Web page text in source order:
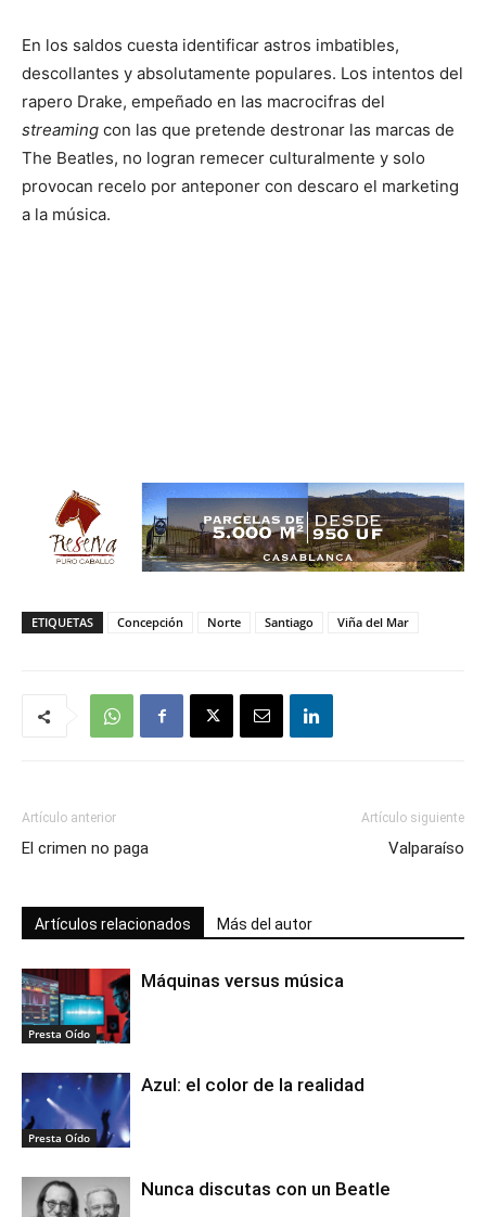
En los saldos cuesta identificar astros imbatibles,
descollantes y absolutamente populares. Los intentos del
rapero Drake, empeñado en las macrocifras del
streaming con las que pretende destronar las marcas de
The Beatles, no logran remecer culturalmente y solo
provocan recelo por anteponer con descaro el marketing
a la música.
ETIQUETAS Concepción Norte Santiago Viña del Mar
Artículo anterior
El crimen no paga
Artículo siguiente
Valparaíso
Artículos relacionados Más del autor
Presta Oído
Máquinas versus música
Presta Oído
Azul: el color de la realidad
Nunca discutas con un Beatle